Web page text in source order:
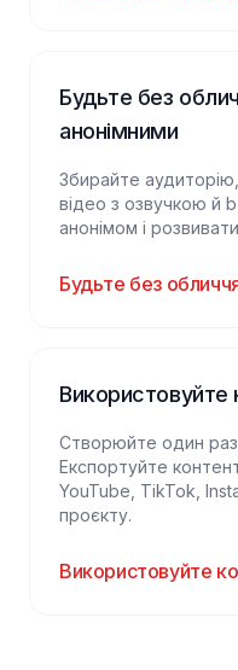
Будьте без
анонімними
Збирайте
відео з озвучкою й
анонімом і
Будьте без
Використовуйте
Створюйте один раз
Експортуйте
YouTube, TikTok,
проєкту.
Використовуйте